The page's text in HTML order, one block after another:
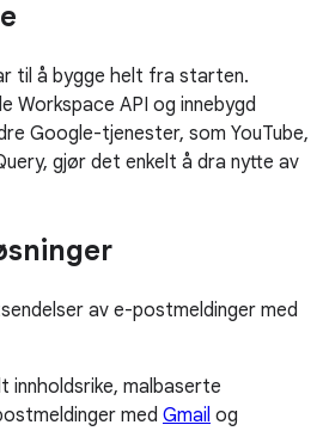
til å bygge helt fra starten.
Workspace API og innebygd
Google-tjenester, som YouTube,
gjør det enkelt å dra nytte av
av e-postmeldinger med
innholdsrike, malbaserte
med Gmail og